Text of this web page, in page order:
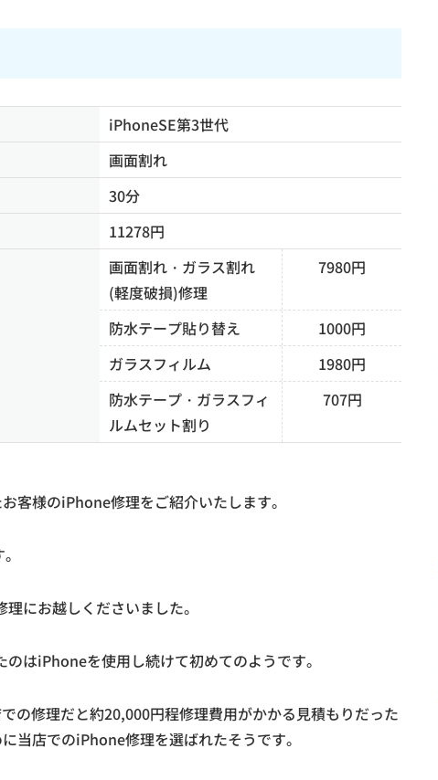
iPhoneSE第3世代
画面割れ
30分
11278円
画面割れ・ガラス割れ
(軽度破損)修理
7980円
防水テープ貼り替え
1000円
ガラスフィルム
1980円
防水テープ・ガラスフィ
ルムセット割り
707円
客様のiPhone修理をご紹介いたします。
にお越しくださいました。
はiPhoneを使用し続けて初めてのようです。
の修理だと約20,000円程修理費用がかかる見積もりだった
当店でのiPhone修理を選ばれたそうです。